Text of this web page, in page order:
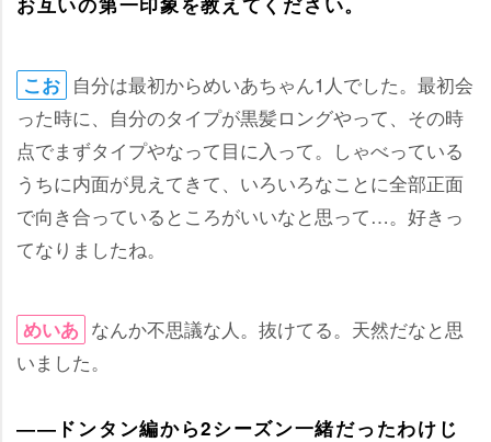
こお 自分は最初からめいあちゃん1人でした。最初会
った時に、自分のタイプが黒髪ロングやって、その時
点でまずタイプやなって目に入って。しゃべっている
うちに内面が見えてきて、いろいろなことに全部正面
で向き合っているところがいいなと思って…。好きっ
てなりましたね。
めいあ なんか不思議な人。抜けてる。天然だなと思
いました。
――ドンタン編から2シーズン一緒だったわけじ